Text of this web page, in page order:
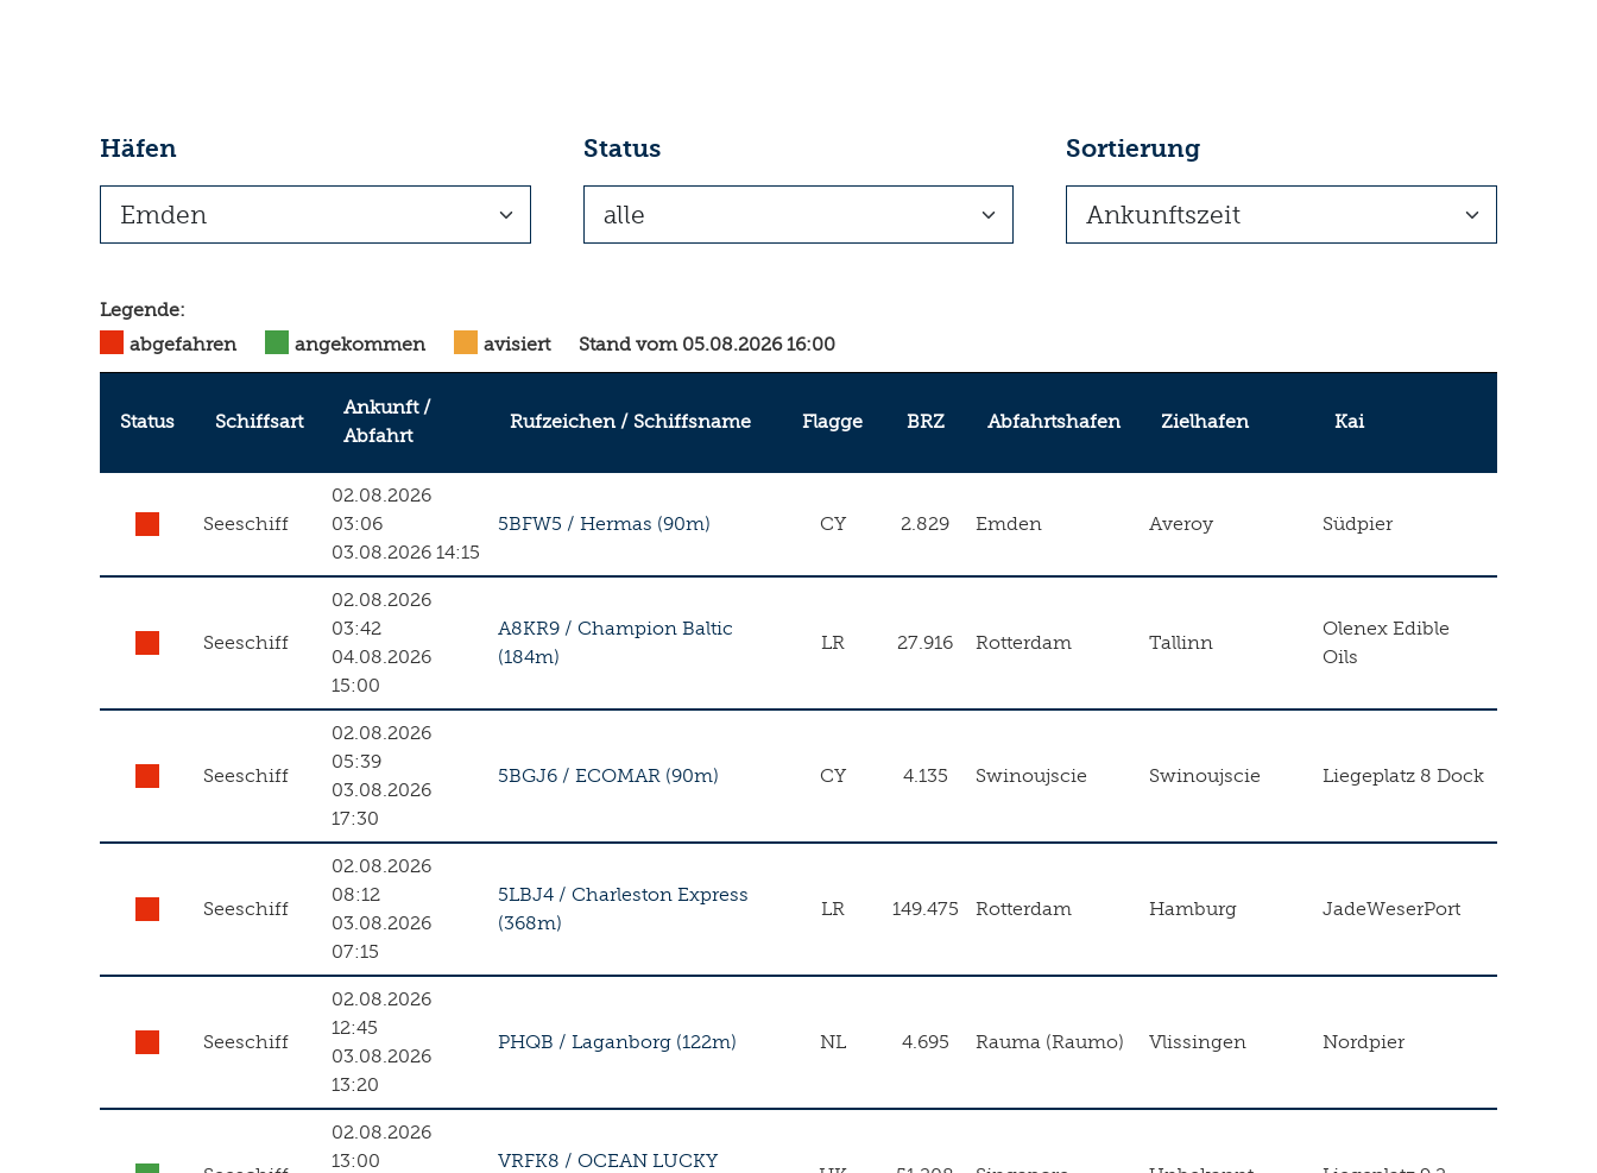
Häfen Status Sortierung
Legende:
abgefahren
angekommen avisiert Stand vom 05.08.2026 16:00
Status Schiffsart
Ankunft /
Abfahrt
Rufzeichen/ Schiffsname Flagge BRZ Abfahrtshafen Zielhafen Kai
Seeschiff
02.08.2026
03:06
03.08.2026 14:15
5BFW5 / Hermas (90m) CY 2.829 Emden Averoy Südpier
Seeschiff
02.08.2026
03:42
04.08.2026
15:00
A8KR9 / Champion Baltic
(184m)
LR 27.916 Rotterdam Tallinn
Olenex Edible
Oils
Seeschiff
02.08.2026
05:39
03.08.2026
17:30
5BGJ6 / ECOMAR (90m) CY 4.135 Swinoujscie Swinoujscie Liegeplatz 8 Dock
Seeschiff
02.08.2026
08:12
03.08.2026
07:15
5LBJ4 / Charleston Express
(368m)
LR 149.475 Rotterdam Hamburg JadeWeserPort
Seeschiff
02.08.2026
12:45
03.08.2026
13:20
PHQB / Laganborg (122m) NL 4.695 Rauma (Raumo) Vlissingen Nordpier
02.08.2026
13:00
VRFK8 / OCEAN LUCKY